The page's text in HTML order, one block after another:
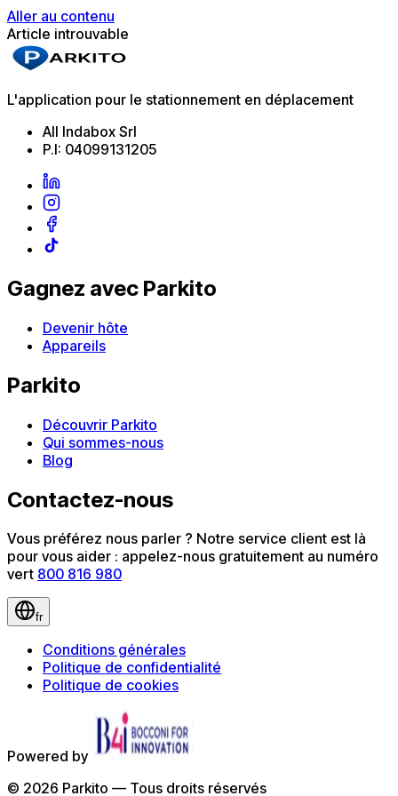
Aller au contenu
Article introuvable
L'application pour le stationnement en déplacement
All Indabox Srl
P.I: 04099131205
Gagnez avec Parkito
Devenir hôte
Appareils
Parkito
Découvrir Parkito
Qui sommes-nous
Blog
Contactez-nous
Vous préférez nous parler ? Notre service client est là
pour vous aider : appelez-nous gratuitement au numéro
vert 800 816 980
fr
Conditions générales
Politique de confidentialité
Politique de cookies
Powered by
© 2026 Parkito — Tous droits réservés